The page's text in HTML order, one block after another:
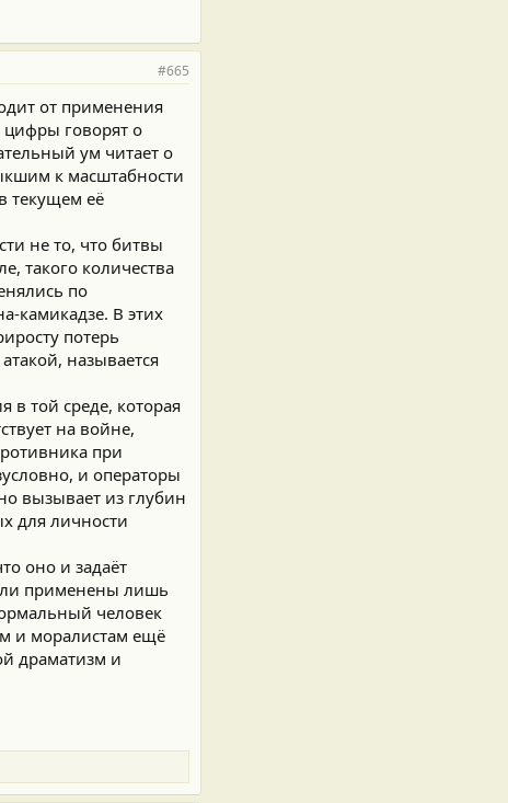
#665
от применения
цифры говорят о
ум читает о
к масштабности
текущем её
не то, что битвы
такого количества
по
камикадзе. В этих
потерь
называется
в той среде, которая
на войне,
при
и операторы
вызывает из глубин
для личности
оно и задаёт
применены лишь
человек
и моралистам ещё
драматизм и